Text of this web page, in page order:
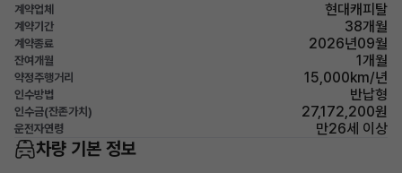
계약업체 현대캐피탈
계약기간 38개월
계약종료 2026년09월
잔여개월 1개월
약정주행거리 15,000km/년
인수방법 반납형
인수금(잔존가치) 27,172,200원
운전자연령 만26세 이상
차량 기본 정보